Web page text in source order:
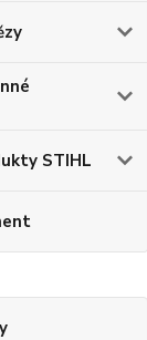
STIHL